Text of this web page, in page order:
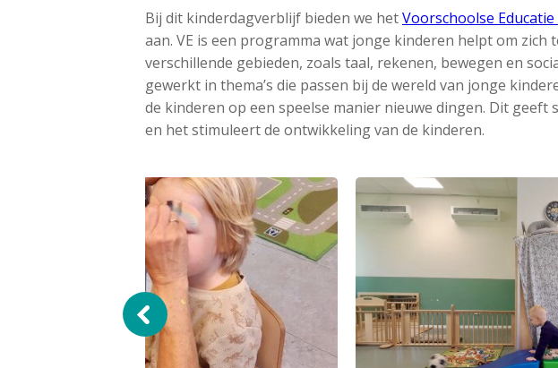
Bij dit kinderdagverblijf bieden we hetVoorschoolse Educatie
aan. VE is een programma wat jonge kinderen helpt om zich
verschillende gebieden, zoals taal, rekenen, bewegen en
gewerkt in thema’s die passen bij de wereld van jonge
de kinderen op een speelse manier nieuwe dingen. Dit geeft
en het stimuleert de ontwikkeling van de kinderen.